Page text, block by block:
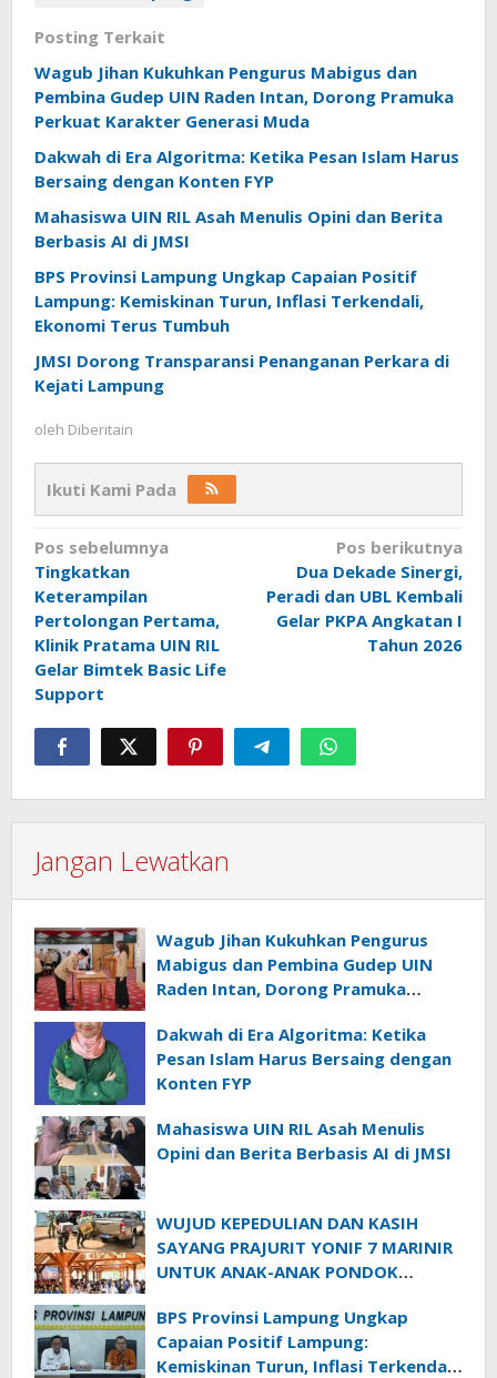
Posting Terkait
Wagub Jihan Kukuhkan Pengurus Mabigus dan
Pembina Gudep UIN Raden Intan, Dorong Pramuka
Perkuat Karakter Generasi Muda
Dakwah di Era Algoritma: Ketika Pesan Islam Harus
Bersaing dengan Konten FYP
Mahasiswa UIN RIL Asah Menulis Opini dan Berita
Berbasis AI di JMSI
BPS Provinsi Lampung Ungkap Capaian Positif
Lampung: Kemiskinan Turun, Inflasi Terkendali,
Ekonomi Terus Tumbuh
JMSI Dorong Transparansi Penanganan Perkara di
Kejati Lampung
oleh Diberitain
Ikuti Kami Pada
Navigasi
pos
Pos sebelumnya
Tingkatkan
Keterampilan
Pertolongan Pertama,
Klinik Pratama UIN RIL
Gelar Bimtek Basic Life
Support
Pos berikutnya
Dua Dekade Sinergi,
Peradi dan UBL Kembali
Gelar PKPA Angkatan I
Tahun 2026
Jangan Lewatkan
Wagub Jihan Kukuhkan Pengurus
Mabigus dan Pembina Gudep UIN
Raden Intan, Dorong Pramuka
Dakwah di Era Algoritma: Ketika
Pesan Islam Harus Bersaing dengan
Konten FYP
Mahasiswa UIN RIL Asah Menulis
Opini dan Berita Berbasis AI di JMSI
WUJUD KEPEDULIAN DAN KASIH
SAYANG PRAJURIT YONIF 7 MARINIR
UNTUK ANAK-ANAK PONDOK
BPS Provinsi Lampung Ungkap
Capaian Positif Lampung:
Kemiskinan Turun, Inflasi Terkendali,